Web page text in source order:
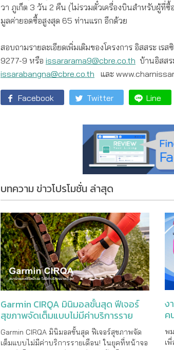
วา ภูเก็ต 3 วัน 2 คืน (ไม่รวมตั๋วเครื่องบินสำหรับผู้ที่
มูลค่ายอดซื้อสูงสุด 65 ท่านแรก อีกด้วย
สอบถามรายละเอียดเพิ่มเติมของโครงการ อิสสระ เร
9277-9 หรือ issararama9@cbre.co.th บ้านอิสส
issarabangna@cbre.co.th และ
Facebook Twitter Line
บทความ ข่าวโปรโมชั่น ล่าสุด
Garmin CIRQA มินิมอลขั้นสุด ฟีเจอร์
สุขภาพจัดเต็มแบบไม่มีค่าบริการราย
เดือน!
Garmin CIRQA มินิมอลขั้นสุด ฟีเจอร์สุขภาพจัด
เต็มแบบไม่มีค่าบริการรายเดือน! ในยุคที่หน้าจอ
ง
ค
พ
เ